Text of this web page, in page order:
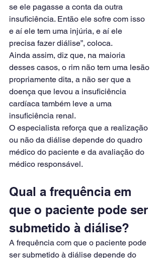
se ele pagasse a conta da outra
insuficiência. Então ele sofre com isso
e aí ele tem uma injúria, e aí ele
precisa fazer diálise”, coloca.
Ainda assim, diz que, na maioria
desses casos, o rim não tem uma lesão
propriamente dita, a não ser que a
doença que levou a insuficiência
cardíaca também leve a uma
insuficiência renal.
O especialista reforça que a realização
ou não da diálise depende do quadro
médico do paciente e da avaliação do
médico responsável.
Qual a frequência em
que o paciente pode ser
submetido à diálise?
A frequência com que o paciente pode
ser submetido à diálise depende do